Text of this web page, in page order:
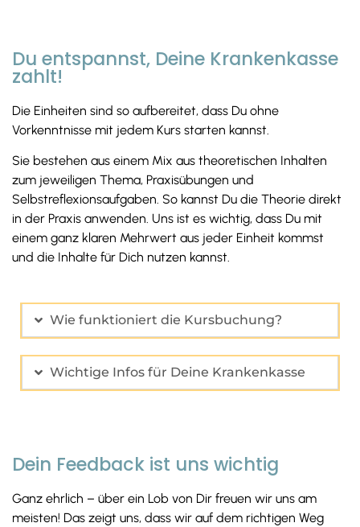
Du entspannst, Deine Krankenkasse
zahlt!
Die Einheiten sind so aufbereitet, dass Du ohne
Vorkenntnisse mit jedem Kurs starten kannst.
Sie bestehen aus einem Mix aus theoretischen Inhalten
zum jeweiligen Thema, Praxisübungen und
Selbstreflexionsaufgaben. So kannst Du die Theorie direkt
in der Praxis anwenden. Uns ist es wichtig, dass Du mit
einem ganz klaren Mehrwert aus jeder Einheit kommst
und die Inhalte für Dich nutzen kannst.
Wie funktioniert die Kursbuchung?
Wichtige Infos für Deine Krankenkasse
Dein Feedback ist uns wichtig
Ganz ehrlich – über ein Lob von Dir freuen wir uns am
meisten! Das zeigt uns, dass wir auf dem richtigen Weg